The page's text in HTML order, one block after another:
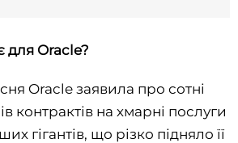
для Oracle?
Oracle заявила про сотні
контрактів на хмарні послуги
гігантів, що різко підняло її